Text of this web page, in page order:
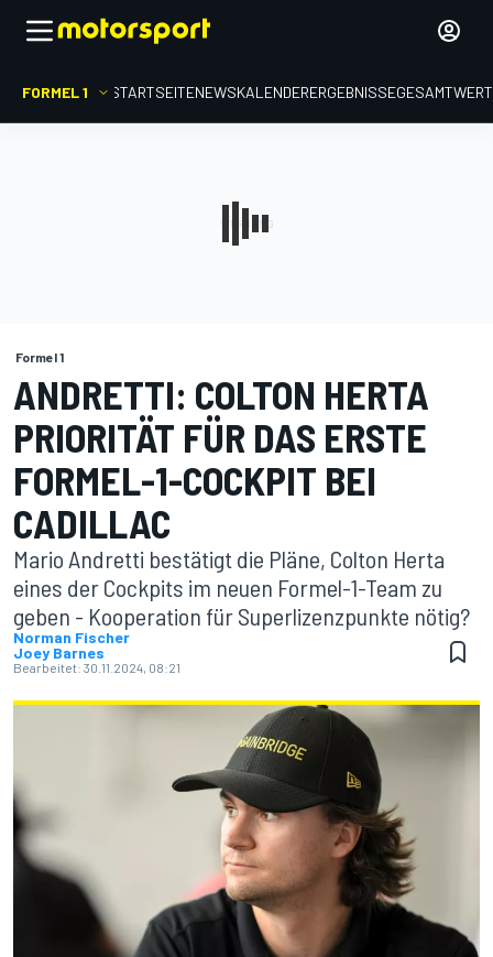
FORMEL 1 STARTSEITENEWSKALENDERERGEBNISSE
Formel 1
ANDRETTI: COLTON HERTA
PRIORITÄT FÜR DAS ERSTE
FORMEL-1-COCKPIT BEI
CADILLAC
Mario Andretti bestätigt die Pläne, Colton Herta
eines der Cockpits im neuen Formel-1-Team zu
geben - Kooperation für Superlizenzpunkte nötig?
Norman Fischer
Joey Barnes
Bearbeitet: 30.11.2024, 08:21